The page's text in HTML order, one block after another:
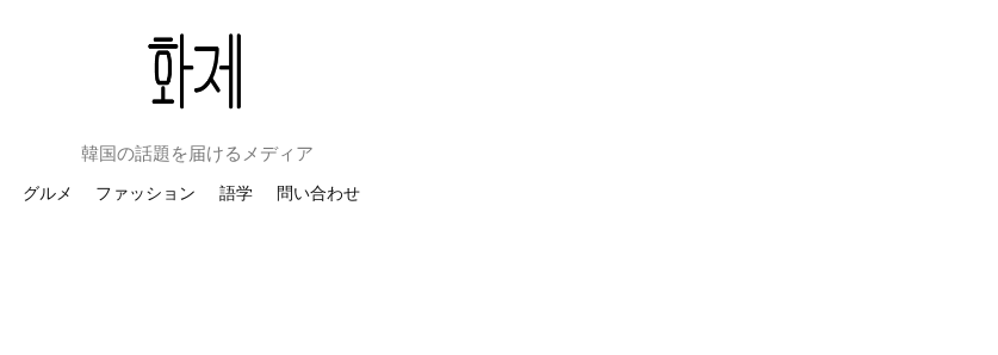
韓国の話題を届けるメディア
グルメ ファッション 語学 問い合わせ